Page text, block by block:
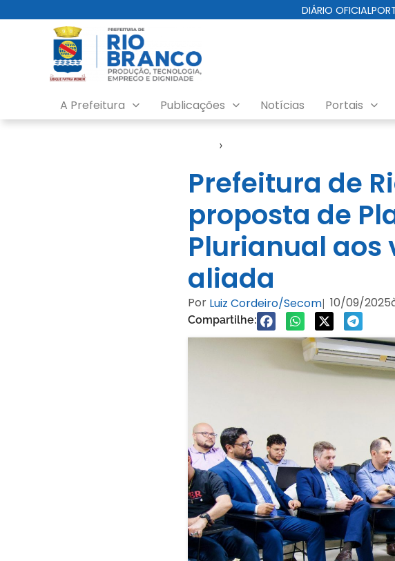
DIÁRIO OFICIAL
A Prefeitura Publicações Notícias Portais
›
Prefeitura de
proposta de
Plurianual aos
aliada
Por Luiz Cordeiro/Secom| 10/09/2025
Compartilhe: